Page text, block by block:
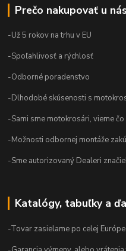
Prečo nakupovať u
-Už 5 rokov na trhu v EU
-Spoľahlivosť a rýchlosť
-Odborné poradenstvo
-Dlhodobé skúsenosti s
-Sami sme motokrosári, vieme
-Možnosti odbornej montáže
-Sme autorizovaný Dealeri
Katalógy, tabuľky a
-Tovar zasielame po celej Európe